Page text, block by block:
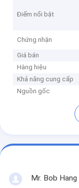
Điểm nổi bật
Chứng nhận
Giá bán
Hàng hiệu
Khả năng cung cấp
Nguồn gốc
Mr. Bob Hang